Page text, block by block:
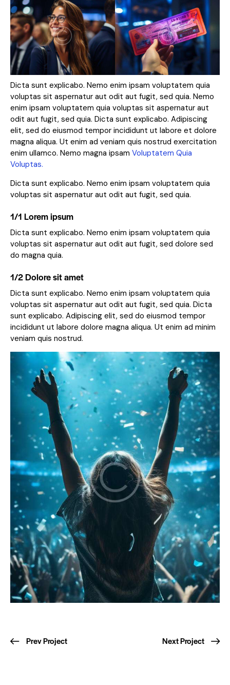
Dicta sunt explicabo. Nemo enim ipsam voluptatem quia
voluptas sit aspernatur aut odit aut fugit, sed quia. Nemo
enim ipsam voluptatem quia voluptas sit aspernatur aut
odit aut fugit, sed quia. Dicta sunt explicabo. Adipiscing
elit, sed do eiusmod tempor incididunt ut labore et dolore
magna aliqua. Ut enim ad veniam quis nostrud exercitation
enim ullamco. Nemo magna ipsam Voluptatem Quia
Voluptas.
Dicta sunt explicabo. Nemo enim ipsam voluptatem quia
voluptas sit aspernatur aut odit aut fugit, sed quia.
1/1 Lorem ipsum
Dicta sunt explicabo. Nemo enim ipsam voluptatem quia
voluptas sit aspernatur aut odit aut fugit, sed dolore sed
do magna quia.
1/2 Dolore sit amet
Dicta sunt explicabo. Nemo enim ipsam voluptatem quia
voluptas sit aspernatur aut odit aut fugit, sed quia. Dicta
sunt explicabo. Adipiscing elit, sed do eiusmod tempor
incididunt ut labore dolore magna aliqua. Ut enim ad minim
veniam quis nostrud.
Prev Project Next Project